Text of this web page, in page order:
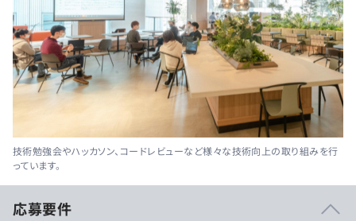
技術勉強会やハッカソン、コードレビューなど様々な技術向上の取り組みを行
っています。
応募要件